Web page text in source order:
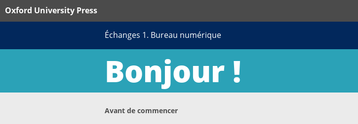
Oxford University Press
Échanges 1. Bureau numérique
Bonjour !
Avant de commencer